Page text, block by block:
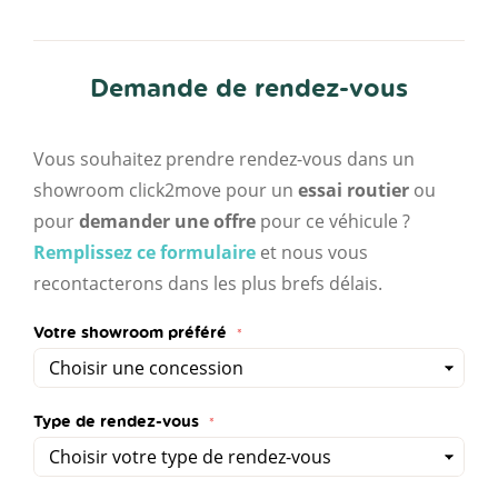
Demande de rendez-vous
Vous souhaitez prendre rendez-vous dans un
showroom click2move pour un essai routier ou
pourdemander une offre pour ce véhicule ?
Remplissez ce formulaire et nous vous
recontacterons dans les plus brefs délais.
Votre showroom préféré
Type de rendez-vous